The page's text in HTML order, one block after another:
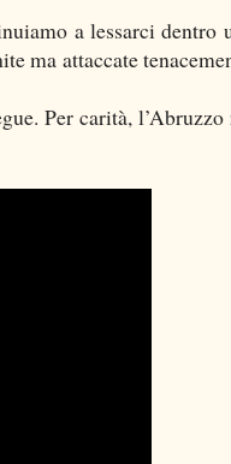
a lessarci dentro
ma attaccate
Per carità,